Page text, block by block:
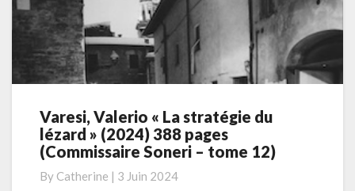
Varesi,
Valerio
« La
du
Varesi, Valerio « La stratégie du
lézard » (2024) 388 pages
(Commissaire Soneri – tome 12)
By Catherine | 3 Juin 2024